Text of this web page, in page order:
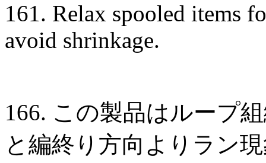
161. Relax spooled items
avoid shrinkage.
166. この製品はループ
と編終り方向よりラン